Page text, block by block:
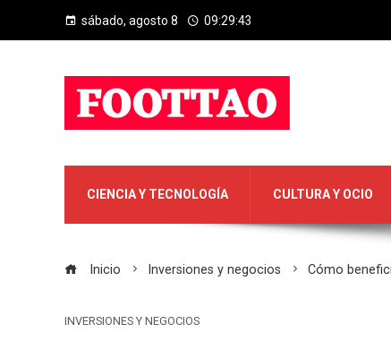
sábado, agosto 8 09:29:44
CIENCIA Y TECNOLOGÍA CULTURA Y OCIO
Inicio Inversiones y negocios Cómo
INVERSIONES Y NEGOCIOS